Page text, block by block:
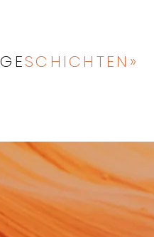
GESCHICHTEN»